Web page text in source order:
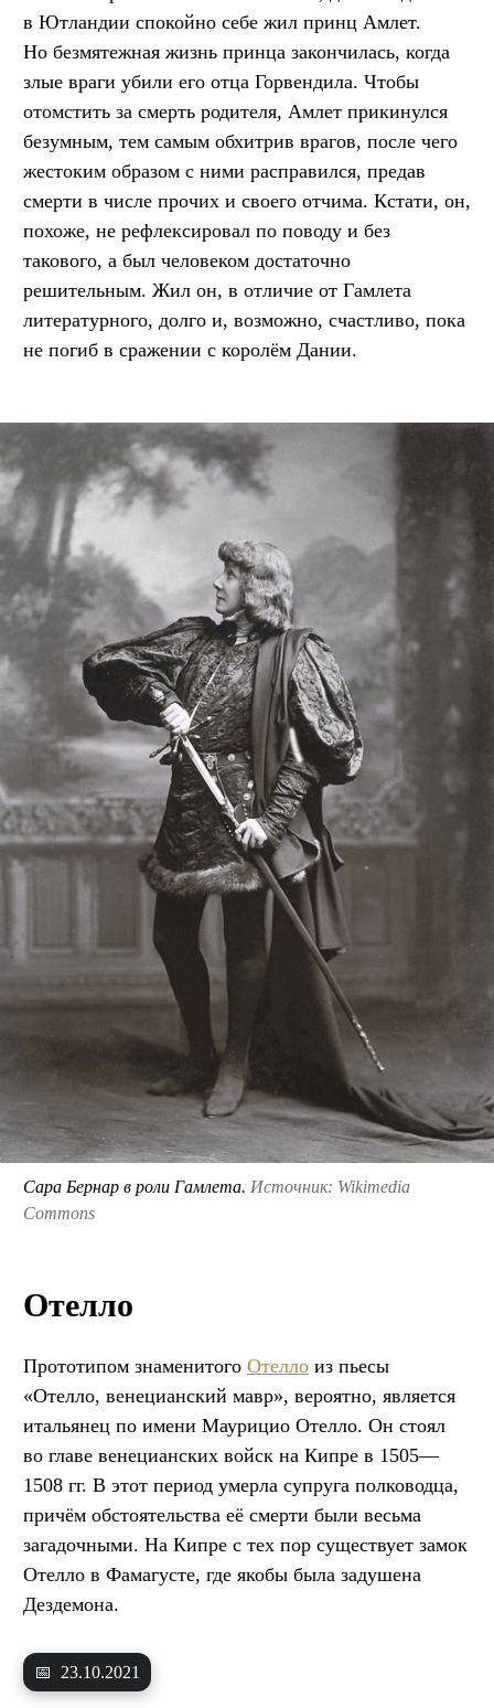
в Ютландии спокойно себе жил принц Амлет.
Но безмятежная жизнь принца закончилась, когда
злые враги убили его отца Горвендила. Чтобы
отомстить за смерть родителя, Амлет прикинулся
безумным, тем самым обхитрив врагов, после чего
жестоким образом с ними расправился, предав
смерти в числе прочих и своего отчима. Кстати, он,
похоже, не рефлексировал по поводу и без
такового, а был человеком достаточно
решительным. Жил он, в отличие от Гамлета
литературного, долго и, возможно, счастливо, пока
не погиб в сражении с королём Дании.
Сара Бернар в роли Гамлета. Источник: Wikimedia
Commons
Отелло
Прототипом знаменитого Отелло из пьесы
«Отелло, венецианский мавр», вероятно, является
итальянец по имени Маурицио Отелло. Он стоял
во главе венецианских войск на Кипре в 1505—
1508 гг. В этот период умерла супруга полководца,
причём обстоятельства её смерти были весьма
загадочными. На Кипре с тех пор существует замок
Отелло в Фамагусте, где якобы была задушена
Дездемона.
📅 23.10.2021